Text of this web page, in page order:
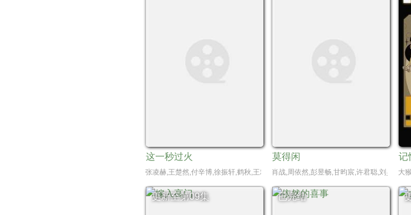
这一秒过火
张凌赫,王楚然,付辛博,徐振轩,鹤秋,王籽苏,胡杏儿,沙宝亮,吴莫愁,毛孩,鹿骐,苇青,刘
莫得闲
肖战,周依然,彭昱畅,甘昀宸,许君聪,刘昊然,
记
大
更新至第09集 已完结